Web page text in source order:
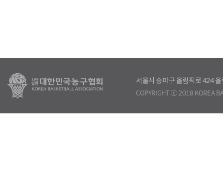
서울시 송파구 올림픽로 424
COPYRIGHT ⓒ 2018 KOREA